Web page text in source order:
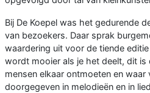
Bij De Koepel was het gedurende
van bezoekers. Daar sprak
waardering uit voor de tiende
wordt mooier als je het deelt, dit
mensen elkaar ontmoeten en waar
doorgegeven in melodieën en in